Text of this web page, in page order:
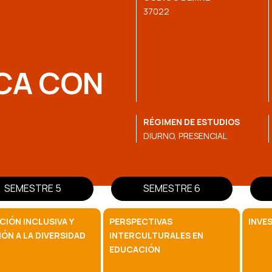
CON
37022
RÉGIMEN DE ESTUDIOS
DIURNO, PRESENCIAL
SEMESTRE 5
INCLUSIVA Y
A LA DIVERSIDAD
SEMESTRE 6
PERSPECTIVAS
INTERCULTURALES EN
EDUCACIÓN